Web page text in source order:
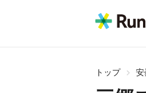
トップ 安